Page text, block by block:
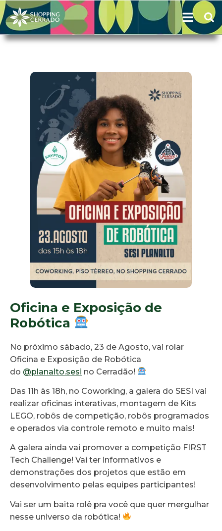
Oficina e Exposição de
Robótica
No próximo sábado, 23 de Agosto, vai rolar
Oficina e Exposição de Robótica
do @planalto.sesi no Cerradão!
Das 11h às 18h, no Coworking, a galera do SESI vai
realizar oficinas interativas, montagem de Kits
LEGO, robôs de competição, robôs programados
e operados via controle remoto e muito mais!
A galera ainda vai promover a competição FIRST
Tech Challenge! Vai ter informativos e
demonstrações dos projetos que estão em
desenvolvimento pelas equipes participantes!
Vai ser um baita rolê pra você que quer mergulhar
nesse universo da robótica!